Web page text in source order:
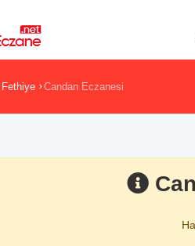
Fethiye Candan Eczanesi